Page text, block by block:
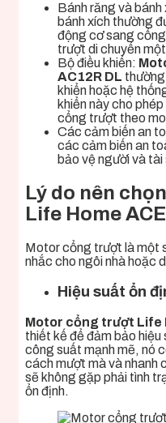
Bánh răng và
bánh xích thường
động cơ sang
trượt di chuyển
Bộ điều khiển:
AC12R DL
khiển hoặc hệ
khiển này cho
cổng trượt theo
Các cảm biến an
các cảm biến an
bảo vệ người và
Lý do nên
Life Home
Motor cổng trượt là một
nhắc cho ngôi nhà hoặc
Hiệu suất ổn
Motor cổng trượt Life
thiết kế để đảm bảo hiệu
công suất mạnh mẽ, nó
cách mượt mà và nhanh
sẽ không gặp phải tình
ổn định.